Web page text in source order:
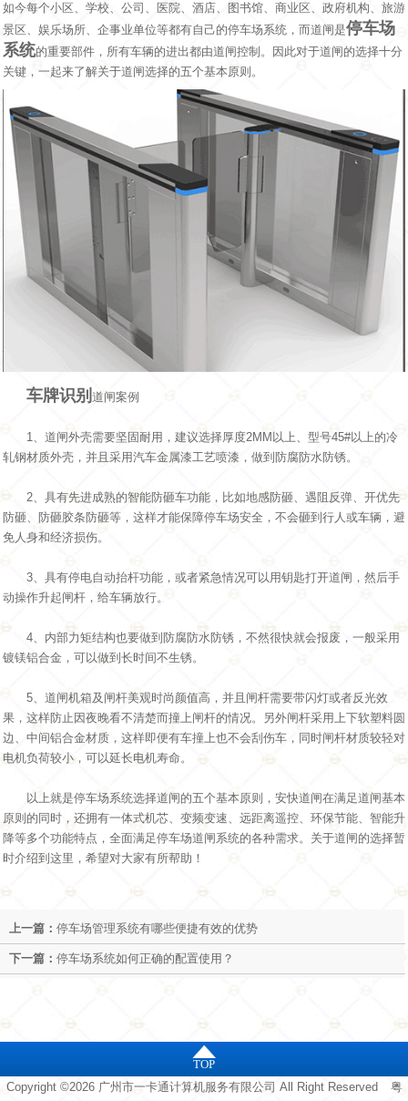
如今每个小区、学校、公司、医院、酒店、图书馆、商业区、政府机构、旅游
景区、娱乐场所、企事业单位等都有自己的停车场系统，而道闸是停车场
系统的重要部件，所有车辆的进出都由道闸控制。因此对于道闸的选择十分
关键，一起来了解关于道闸选择的五个基本原则。
车牌识别 道闸案例
1、道闸外壳需要坚固耐用，建议选择厚度2MM以上、型号45#以上的冷
轧钢材质外壳，并且采用汽车金属漆工艺喷漆，做到防腐防水防锈。
2、具有先进成熟的智能防砸车功能，比如地感防砸、遇阻反弹、开优先
防砸、防砸胶条防砸等，这样才能保障停车场安全，不会砸到行人或车辆，避
免人身和经济损伤。
3、具有停电自动抬杆功能，或者紧急情况可以用钥匙打开道闸，然后手
动操作升起闸杆，给车辆放行。
4、内部力矩结构也要做到防腐防水防锈，不然很快就会报废，一般采用
镀镁铝合金，可以做到长时间不生锈。
5、道闸机箱及闸杆美观时尚颜值高，并且闸杆需要带闪灯或者反光效
果，这样防止因夜晚看不清楚而撞上闸杆的情况。另外闸杆采用上下软塑料圆
边、中间铝合金材质，这样即便有车撞上也不会刮伤车，同时闸杆材质较轻对
电机负荷较小，可以延长电机寿命。
以上就是停车场系统选择道闸的五个基本原则，安快道闸在满足道闸基本
原则的同时，还拥有一体式机芯、变频变速、远距离遥控、环保节能、智能升
降等多个功能特点，全面满足停车场道闸系统的各种需求。关于道闸的选择暂
时介绍到这里，希望对大家有所帮助！
上一篇： 停车场管理系统有哪些便捷有效的优势
下一篇： 停车场系统如何正确的配置使用？
TOP
Copyright ©2026 广州市一卡通计算机服务有限公司 All Right Reserved
粤